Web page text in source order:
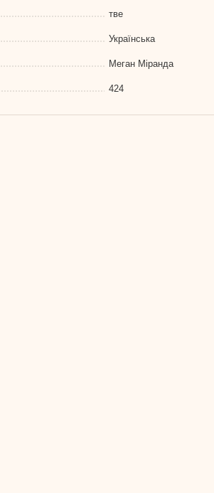
тве
Українська
Меган Міранда
424